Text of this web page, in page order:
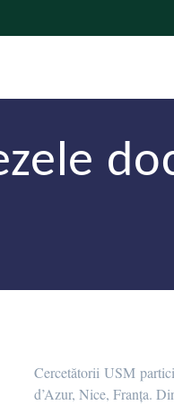
Cercetătorii USM
d’Azur, Nice, Franța.